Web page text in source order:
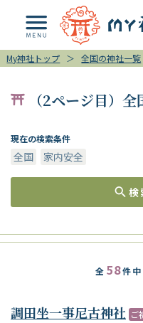
My神社トップ ＞ 全国の神社一覧
（2ページ目）
現在の検索条件
全国 家内安全
検
全 58
調田坐一事尼古神社 ご